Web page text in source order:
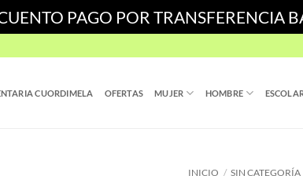
PAGO POR TRANSFERENCIA
CUORDIMELA OFERTAS MUJER HOMBRE
INICIO / SIN CATEGORÍA